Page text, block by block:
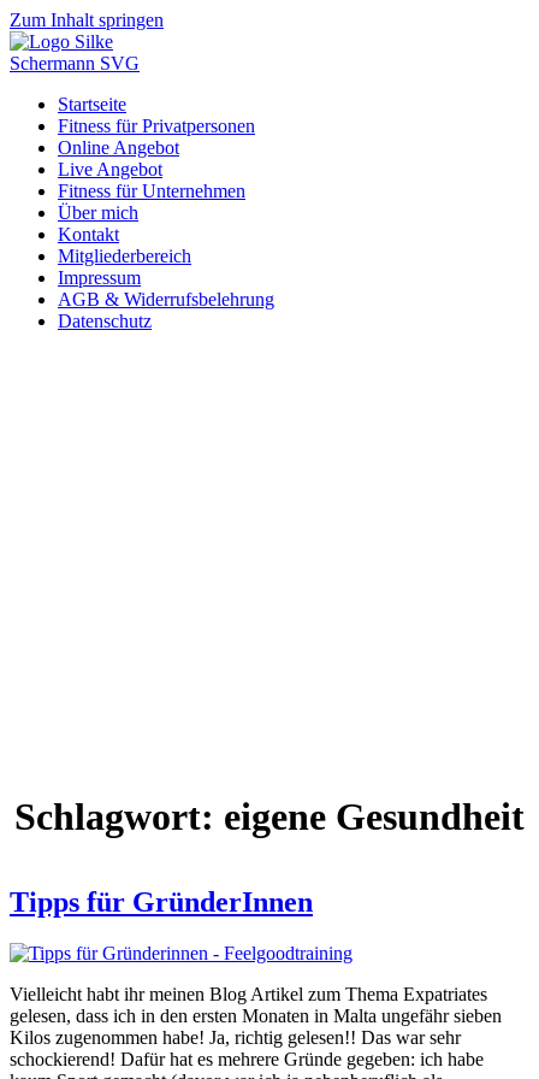
Zum Inhalt springen
Startseite
Fitness für Privatpersonen
Online Angebot
Live Angebot
Fitness für Unternehmen
Über mich
Kontakt
Mitgliederbereich
Impressum
AGB & Widerrufsbelehrung
Datenschutz
Schlagwort: eigene Gesundheit
Tipps für GründerInnen
Vielleicht habt ihr meinen Blog Artikel zum Thema Expatriates
gelesen, dass ich in den ersten Monaten in Malta ungefähr sieben
Kilos zugenommen habe! Ja, richtig gelesen!! Das war sehr
schockierend! Dafür hat es mehrere Gründe gegeben: ich habe